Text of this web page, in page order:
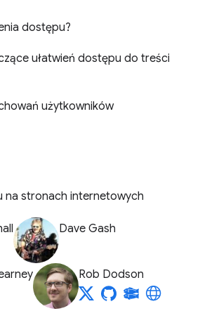
dostępu?
ułatwień dostępu do treści
użytkowników
na stronach internetowych
Dave Gash
Rob Dodson